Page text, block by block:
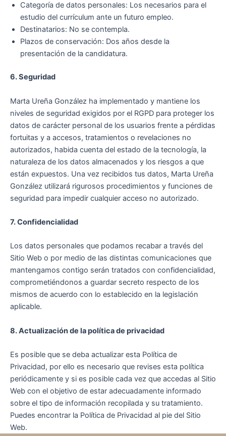
Categoría de datos personales: Los necesarios para el
estudio del currículum ante un futuro empleo.
Destinatarios: No se contempla.
Plazos de conservación: Dos años desde la
presentación de la candidatura.
6. Seguridad
Marta Ureña González ha implementado y mantiene los
niveles de seguridad exigidos por el RGPD para proteger los
datos de carácter personal de los usuarios frente a pérdidas
fortuitas y a accesos, tratamientos o revelaciones no
autorizados, habida cuenta del estado de la tecnología, la
naturaleza de los datos almacenados y los riesgos a que
están expuestos. Una vez recibidos tus datos, Marta Ureña
González utilizará rigurosos procedimientos y funciones de
seguridad para impedir cualquier acceso no autorizado.
7. Confidencialidad
Los datos personales que podamos recabar a través del
Sitio Web o por medio de las distintas comunicaciones que
mantengamos contigo serán tratados con confidencialidad,
comprometiéndonos a guardar secreto respecto de los
mismos de acuerdo con lo establecido en la legislación
aplicable.
8. Actualización de la política de privacidad
Es posible que se deba actualizar esta Política de
Privacidad, por ello es necesario que revises esta política
periódicamente y si es posible cada vez que accedas al Sitio
Web con el objetivo de estar adecuadamente informado
sobre el tipo de información recopilada y su tratamiento.
Puedes encontrar la Política de Privacidad al pie del Sitio
Web.